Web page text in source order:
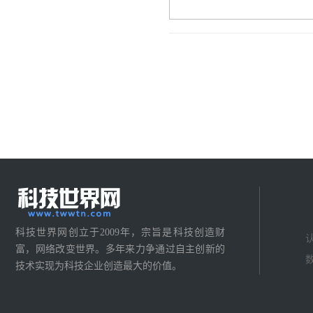
科技世界网创立于2009年，宗旨是科技创造财
富，网络改变世界。多年来力争通过自主创新的
技术实现为科技企业创造最大的价值。